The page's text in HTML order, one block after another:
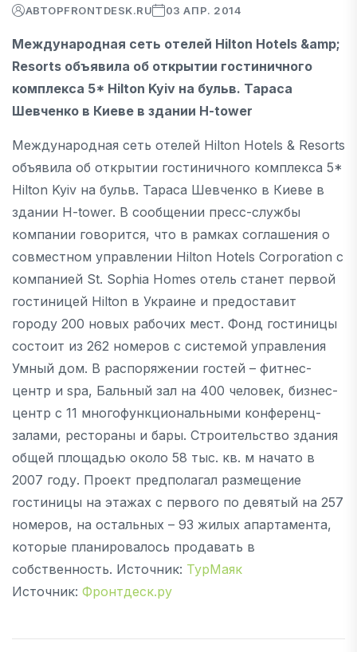
АВТОРFRONTDESK.RU 03 АПР. 2014
Международная сеть отелей Hilton Hotels &amp;
Resorts объявила об открытии гостиничного
комплекса 5* Hilton Kyiv на бульв. Тараса
Шевченко в Киеве в здании H-tower
Международная сеть отелей Hilton Hotels & Resorts
объявила об открытии гостиничного комплекса 5*
Hilton Kyiv на бульв. Тараса Шевченко в Киеве в
здании H-tower. В сообщении пресс-службы
компании говорится, что в рамках соглашения о
совместном управлении Hilton Hotels Corporation с
компанией St. Sophia Homes отель станет первой
гостиницей Hilton в Украине и предоставит
городу 200 новых рабочих мест. Фонд гостиницы
состоит из 262 номеров с системой управления
Умный дом. В распоряжении гостей – фитнес-
центр и spa, Бальный зал на 400 человек, бизнес-
центр с 11 многофункциональными конференц-
залами, рестораны и бары. Строительство здания
общей площадью около 58 тыс. кв. м начато в
2007 году. Проект предполагал размещение
гостиницы на этажах с первого по девятый на 257
номеров, на остальных – 93 жилых апартамента,
которые планировалось продавать в
собственность. Источник: ТурМаяк
Источник: Фронтдеск.ру